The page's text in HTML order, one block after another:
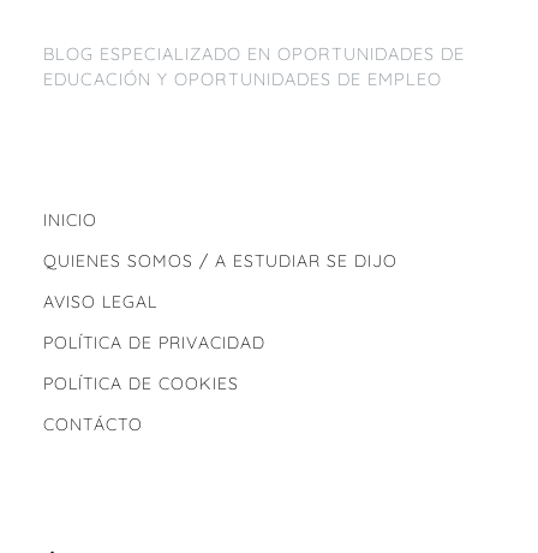
BLOG ESPECIALIZADO EN OPORTUNIDADES DE
EDUCACIÓN Y OPORTUNIDADES DE EMPLEO
INICIO
QUIENES SOMOS / A ESTUDIAR SE DIJO
AVISO LEGAL
POLÍTICA DE PRIVACIDAD
POLÍTICA DE COOKIES
CONTÁCTO